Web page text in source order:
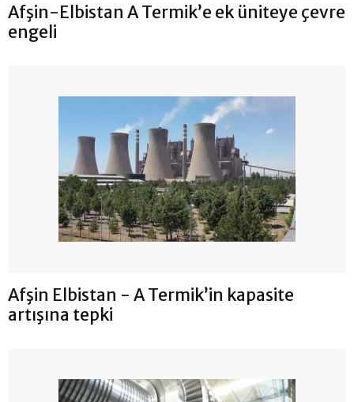
Afşin-Elbistan A Termik’e ek üniteye çevre
engeli
Afşin Elbistan - A Termik’in kapasite
artışına tepki